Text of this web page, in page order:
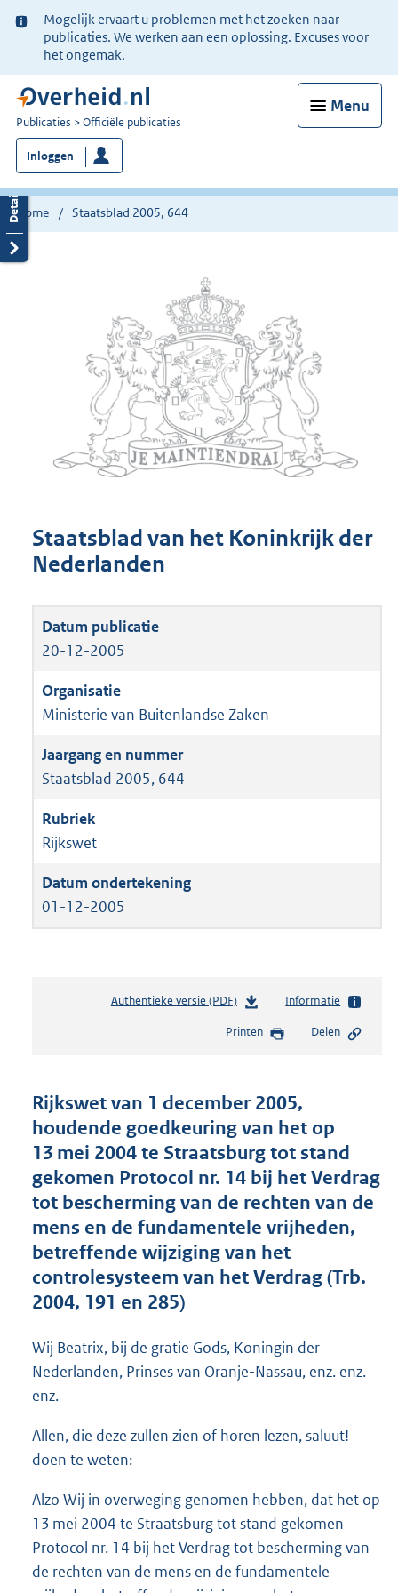
Ter
informatie:
Mogelijk ervaart u problemen met het zoeken naar
publicaties. We werken aan een oplossing. Excuses voor
het ongemak.
Menu
U
bent
nu
hier:
Publicaties Officiële publicaties
Inloggen
Home Staatsblad 2005, 644
Staatsblad van het Koninkrijk der
Nederlanden
20-12-2005
Ministerie van Buitenlandse Zaken
Staatsblad 2005, 644
Rijkswet
01-12-2005
Authentieke versie (PDF)b
s
d
s
g
r
o
o
t
e
:
b
Informatie
Printen Delen
Rijkswet van 1 december 2005,
houdende goedkeuring van het op
13 mei 2004 te Straatsburg tot stand
gekomen Protocol nr. 14 bij het Verdrag
tot bescherming van de rechten van de
mens en de fundamentele vrijheden,
betreffende wijziging van het
controlesysteem van het Verdrag (Trb.
2004, 191 en 285)
Wij Beatrix, bij de gratie Gods, Koningin der
Nederlanden, Prinses van Oranje-Nassau, enz. enz.
enz.
Allen, die deze zullen zien of horen lezen, saluut!
doen te weten:
Alzo Wij in overweging genomen hebben, dat het op
13 mei 2004 te Straatsburg tot stand gekomen
Protocol nr. 14 bij het Verdrag tot bescherming van
de rechten van de mens en de fundamentele